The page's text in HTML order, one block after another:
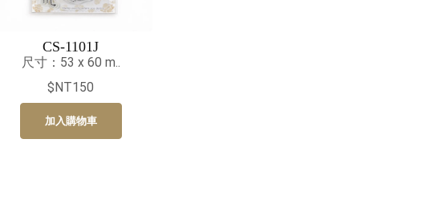
CS-1101J
尺寸：53 x 60 m..
$NT150
加入購物車